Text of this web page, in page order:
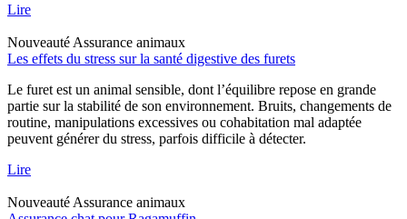
Lire
Nouveauté Assurance animaux
Les effets du stress sur la santé digestive des furets
Le furet est un animal sensible, dont l’équilibre repose en grande
partie sur la stabilité de son environnement. Bruits, changements de
routine, manipulations excessives ou cohabitation mal adaptée
peuvent générer du stress, parfois difficile à détecter.
Lire
Nouveauté Assurance animaux